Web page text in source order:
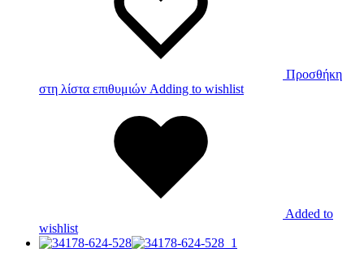
Προσθήκη
στη λίστα επιθυμιών Adding to wishlist
Added to
wishlist